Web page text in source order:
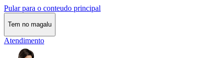
Pular para o conteudo principal
Tem no magalu
Atendimento